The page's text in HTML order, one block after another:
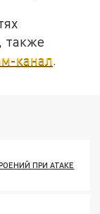
также
канал.
ПРИ АТАКЕ